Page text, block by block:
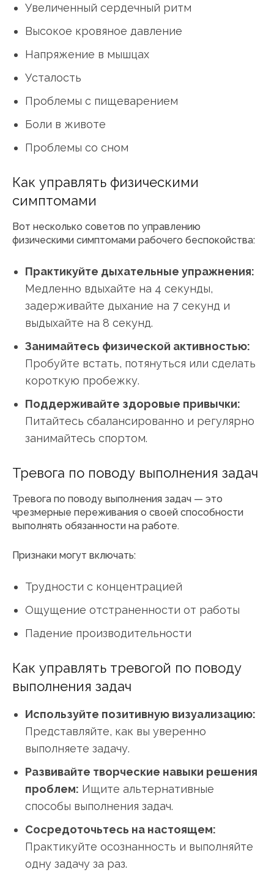
Увеличенный сердечный ритм
Высокое кровяное давление
Напряжение в мышцах
Усталость
Проблемы с пищеварением
Боли в животе
Проблемы со сном
Как управлять физическими
симптомами
Вот несколько советов по управлению
физическими симптомами рабочего беспокойства:
Практикуйте дыхательные упражнения:
Медленно вдыхайте на 4 секунды,
задерживайте дыхание на 7 секунд и
выдыхайте на 8 секунд.
Занимайтесь физической активностью:
Пробуйте встать, потянуться или сделать
короткую пробежку.
Поддерживайте здоровые привычки:
Питайтесь сбалансированно и регулярно
занимайтесь спортом.
Тревога по поводу выполнения задач
Тревога по поводу выполнения задач — это
чрезмерные переживания о своей способности
выполнять обязанности на работе.
Признаки могут включать:
Трудности с концентрацией
Ощущение отстраненности от работы
Падение производительности
Как управлять тревогой по поводу
выполнения задач
Используйте позитивную визуализацию:
Представляйте, как вы уверенно
выполняете задачу.
Развивайте творческие навыки решения
проблем: Ищите альтернативные
способы выполнения задач.
Сосредоточьтесь на настоящем:
Практикуйте осознанность и выполняйте
одну задачу за раз.